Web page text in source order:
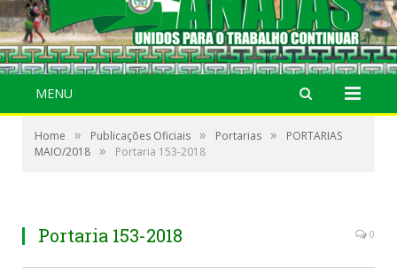
MENU
Home » Publicações Oficiais » Portarias »
PORTARIAS
MAIO/2018 » Portaria 153-2018
Portaria 153-2018 0